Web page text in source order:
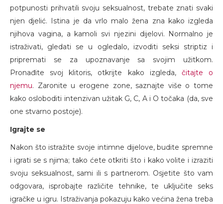
potpunosti prihvatili svoju seksualnost, trebate znati svaki
njen djelić. Istina je da vrlo malo žena zna kako izgleda
njihova vagina, a kamoli svi njezini dijelovi. Normalno je
istraživati, gledati se u ogledalo, izvoditi seksi striptiz i
pripremati se za upoznavanje sa svojim užitkom.
Pronađite svoj klitoris, otkrijte kako izgleda, čitajte o
njemu. Zaronite u erogene zone, saznajte više o tome
kako osloboditi intenzivan užitak G, C, A i O točaka (da, sve
one stvarno postoje).
Igrajte se
Nakon što istražite svoje intimne dijelove, budite spremne
i igrati se s njima; tako ćete otkriti što i kako volite i izraziti
svoju seksualnost, sami ili s partnerom. Osjetite što vam
odgovara, isprobajte različite tehnike, te uključite seks
igračke u igru. Istraživanja pokazuju kako većina žena treba